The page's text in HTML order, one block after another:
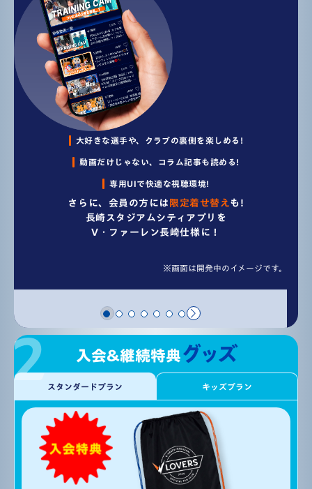
大好きな選手や、クラブの裏側を楽しめる!
動画だけじゃない、コラム記事も読める!
専用UIで快適な視聴環境!
さらに、会員の方には 限定着せ替えも!
長崎スタジアムシティアプリを
V・ファーレン長崎仕様に！
※画面は開発中のイメージです。
入会&継続特典グッズ
スタンダードプラン キッズプラン